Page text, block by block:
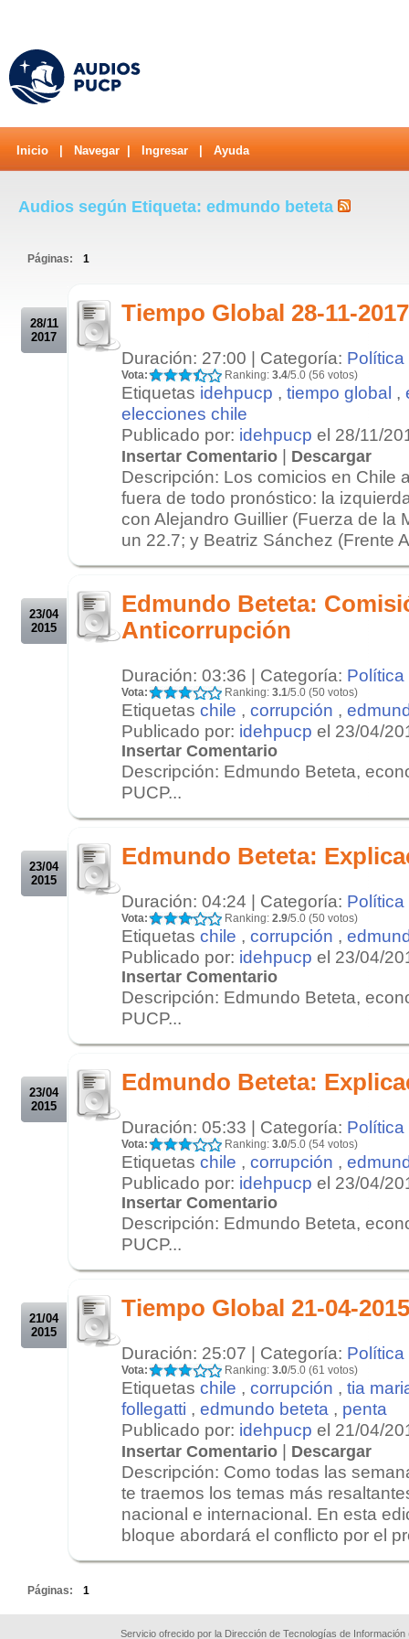
Inicio Navegar Ingresar Ayuda
Audios según Etiqueta: edmundo beteta
Páginas: 1
28/11
2017
Tiempo Global 28-11-
Duración: 27:00 | Categoría: Política
Vota: Ranking: 3.4/5.0 (56 votos)
Etiquetas idehpucp , tiempo global ,
elecciones chile
Publicado por: idehpucp el 28/11/
Insertar Comentario | Descargar
Descripción: Los comicios en Chile
fuera de todo pronóstico: la
con Alejandro Guillier (Fuerza de la
un 22.7; y Beatriz Sánchez (Frente
23/04
2015
Edmundo Beteta:
Anticorrupción
Duración: 03:36 | Categoría: Política
Vota: Ranking: 3.1/5.0 (50 votos)
Etiquetas chile , corrupción ,
Publicado por: idehpucp el 23/04/
Insertar Comentario
Descripción: Edmundo Beteta,
PUCP...
23/04
2015
Edmundo Beteta:
Duración: 04:24 | Categoría: Política
Vota: Ranking: 2.9/5.0 (50 votos)
Etiquetas chile , corrupción ,
Publicado por: idehpucp el 23/04/
Insertar Comentario
Descripción: Edmundo Beteta,
PUCP...
23/04
2015
Edmundo Beteta:
Duración: 05:33 | Categoría: Política
Vota: Ranking: 3.0/5.0 (54 votos)
Etiquetas chile , corrupción ,
Publicado por: idehpucp el 23/04/
Insertar Comentario
Descripción: Edmundo Beteta,
PUCP...
21/04
2015
Tiempo Global 21-04-2015
Duración: 25:07 | Categoría: Política
Vota: Ranking: 3.0/5.0 (61 votos)
Etiquetas chile , corrupción , tia
follegatti , edmundo beteta , penta
Publicado por: idehpucp el 21/04/
Insertar Comentario | Descargar
Descripción: Como todas las
te traemos los temas más
nacional e internacional. En esta
bloque abordará el conflicto por el
Páginas: 1
Servicio ofrecido por la Dirección de Tecnologías de